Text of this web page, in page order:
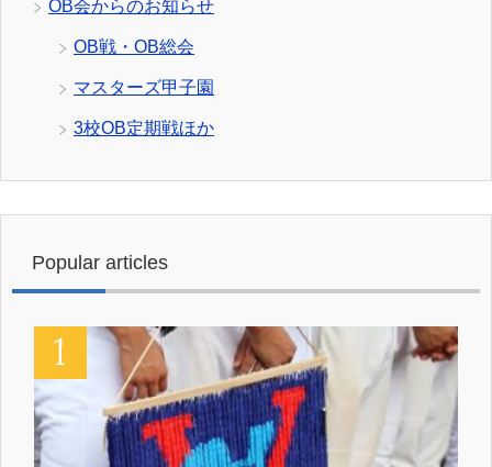
OB会からのお知らせ
OB戦・OB総会
マスターズ甲子園
3校OB定期戦ほか
Popular articles